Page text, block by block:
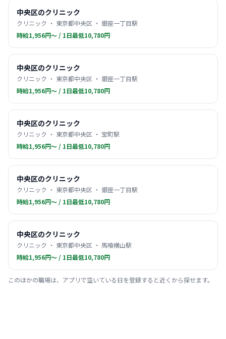
中央区のクリニック
クリニック ・ 東京都中央区 ・ 銀座一丁目駅
時給1,956円〜 / 1日最低10,780円
中央区のクリニック
クリニック ・ 東京都中央区 ・ 銀座一丁目駅
時給1,956円〜 / 1日最低10,780円
中央区のクリニック
クリニック ・ 東京都中央区 ・ 宝町駅
時給1,956円〜 / 1日最低10,780円
中央区のクリニック
クリニック ・ 東京都中央区 ・ 銀座一丁目駅
時給1,956円〜 / 1日最低10,780円
中央区のクリニック
クリニック ・ 東京都中央区 ・ 馬喰横山駅
時給1,956円〜 / 1日最低10,780円
このほかの職場は、アプリで空いている日を登録すると近くから探せます。